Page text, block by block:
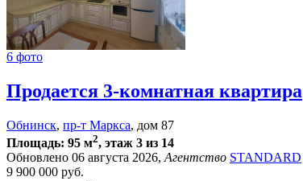
6 фото
Продается 3-комнатная квартира
Обнинск, пр-т Маркса, дом 87
Площадь: 95 м2, этаж 3 из 14
Обновлено 06 августа 2026,Агентство STANDARD
9 900 000 руб.